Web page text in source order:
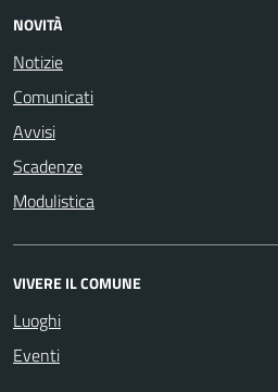
NOVITÀ
Notizie
Comunicati
Avvisi
Scadenze
Modulistica
VIVERE IL COMUNE
Luoghi
Eventi